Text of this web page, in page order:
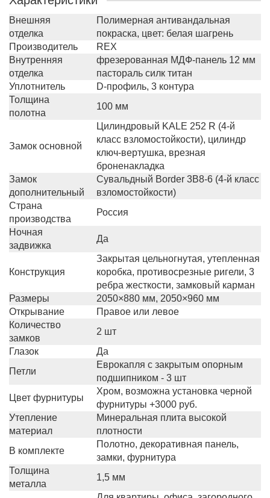
Внешняя
отделка
Полимерная антивандальная
покраска, цвет: белая шагрень
Производитель
REX
Внутренняя
отделка
фрезерованная МДФ-панель 12 мм
пастораль силк титан
Уплотнитель
D-профиль, 3 контура
Толщина
полотна
100 мм
Замок основной
Цилиндровый KALE 252 R (4-й
класс взломостойкости), цилиндр
ключ-вертушка, врезная
броненакладка
Замок
дополнительный
Сувальдный Border 3B8-6 (4-й класс
взломостойкости)
Страна
производства
Россия
Ночная
задвижка
Да
Конструкция
Закрытая цельногнутая, утепленная
коробка, противосрезные ригели, 3
ребра жесткости, замковый карман
Размеры
2050×880 мм, 2050×960 мм
Открывание
Правое или левое
Количество
замков
2 шт
Глазок
Да
Петли
Еврокапля с закрытым опорным
подшипником - 3 шт
Цвет фурнитуры
Хром, возможна установка черной
фурнитуры +3000 руб.
Утепление
материал
Минеральная плита высокой
плотности
В комплекте
Полотно, декоративная панель,
замки, фурнитура
Толщина
металла
1,5 мм